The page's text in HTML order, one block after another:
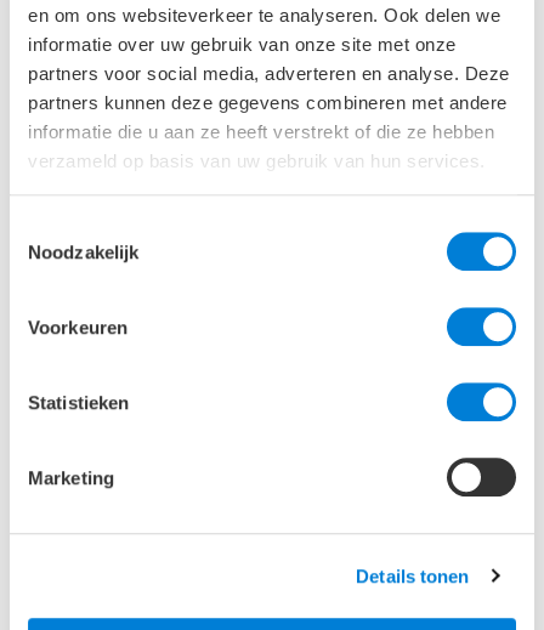
en om ons websiteverkeer te analyseren. Ook delen we
informatie over uw gebruik van onze site met onze
partners voor social media, adverteren en analyse. Deze
partners kunnen deze gegevens combineren met andere
informatie die u aan ze heeft verstrekt of die ze hebben
verzameld op basis van uw gebruik van hun services.
Noodzakelijk
Voorkeuren
Statistieken
Marketing
Details tonen
producten toe te passen zoals bijvoorbeeld
basaltvezels. Op dit moment is lijmwapening erg
interessant omdat het nog een relatief onbekend
product is in Nederland. Er valt daardoor nog genoeg
te ontwikkelen en ontdekken. Dit komt dan ook zeer
goed samen met de grensverleggende insteek van
Mijn toekomstdroom
Naast de gebruikelijke werkzaamheden als engineer
adviesgroep Civiele Techniek en heb ik zitting in de
Ondernemingsraad. Mijn passie en doel is om met de
beleven.